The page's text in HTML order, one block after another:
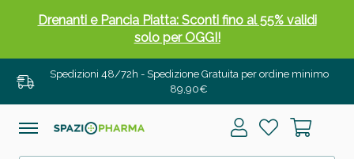
Spedizioni 48/72h - Spedizione Gratuita per ordine minimo
89,90€
Drenanti e Pancia Piatta: Sconti fino al 55% validi
solo per OGGI!